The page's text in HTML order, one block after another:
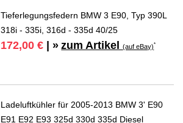
Tieferlegungsfedern BMW 3 E90, Typ 390L
318i - 335i, 316d - 335d 40/25
172,00 € | » zum Artikel(auf eBay)*
Ladeluftkühler für 2005-2013 BMW 3' E90
E91 E92 E93 325d 330d 335d Diesel